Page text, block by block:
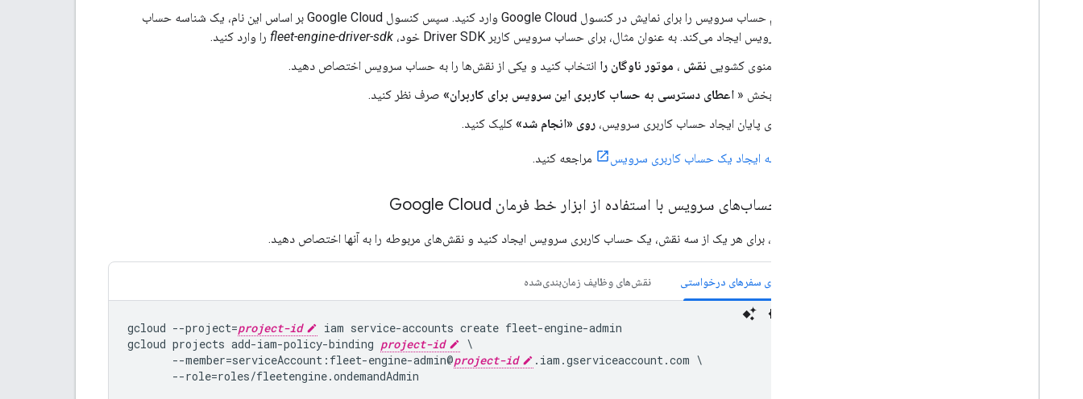
نام حساب سرویس را برای نمایش در کنسول Google Cloud وارد کنید. سپس کنسول Google Cloud بر اساس این نام، یک شناسه حساب
سرویس ایجاد می‌کند. به عنوان مثال، برای حساب سرویس کاربر Driver SDK خود،
fleet-engine-driver-sdk را وارد کنید.
از منوی کشویی نقش ، موتور ناوگان را انتخاب کنید و یکی از نقش‌ها را به حساب سرویس اختصاص دهید.
از بخش « اعطای دسترسی به حساب کاربری این سرویس برای کاربران» صرف نظر کنید.
برای پایان ایجاد حساب کاربری سرویس، روی «انجام شد» کلیک کنید.
به ایجاد یک حساب کاربری سرویس مراجعه کنید.
ایجاد حساب‌های سرویس با استفاده از ابزار خط فرمان Google Cloud
برای مثال، برای هر یک از سه نقش، یک حساب کاربری سرویس ایجاد کنید و نقش‌های مربوطه را به آنها اختصاص دهید.
نقش‌های سفرهای درخواستی نقش‌های وظایف زمان‌بندی‌شده
gcloud --project=project-id
iam service-accounts create fleet-engine-admin
gcloud projects add-iam-policy-binding project-id
\
       --member=serviceAccount:fleet-engine-admin@
project-id
.iam.gserviceaccount.com \
       --role=roles/fleetengine.ondemandAdmin